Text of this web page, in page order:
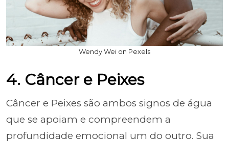
Wendy Wei on Pexels
4. Câncer e Peixes
Câncer e Peixes são ambos signos de água
que se apoiam e compreendem a
profundidade emocional um do outro. Sua